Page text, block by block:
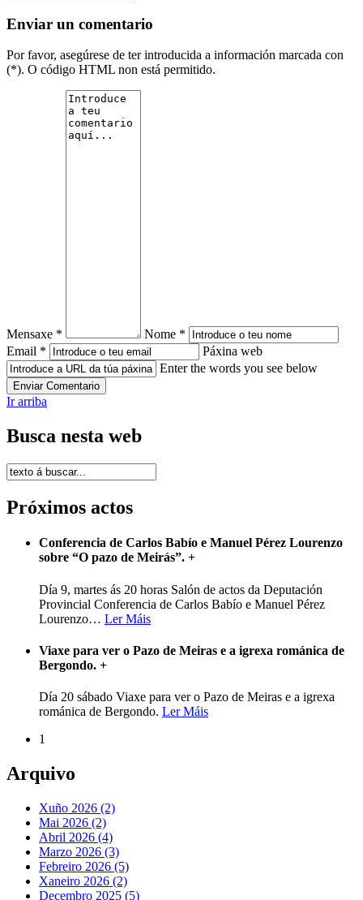
Enviar un comentario
Por favor, asegúrese de ter introducida a información marcada con
(*). O código HTML non está permitido.
Mensaxe *
Nome *
Email *
Páxina web
Enter the words you see below
Ir arriba
Busca nesta web
Próximos actos
Conferencia de Carlos Babío e Manuel Pérez Lourenzo
sobre “O pazo de Meirás”. +
Día 9, martes ás 20 horas Salón de actos da Deputación
Provincial Conferencia de Carlos Babío e Manuel Pérez
Lourenzo… Ler Máis
Viaxe para ver o Pazo de Meiras e a igrexa románica de
Bergondo. +
Día 20 sábado Viaxe para ver o Pazo de Meiras e a igrexa
románica de Bergondo. Ler Máis
1
Arquivo
Xuño 2026 (2)
Mai 2026 (2)
Abril 2026 (4)
Marzo 2026 (3)
Febreiro 2026 (5)
Xaneiro 2026 (2)
Decembro 2025 (5)